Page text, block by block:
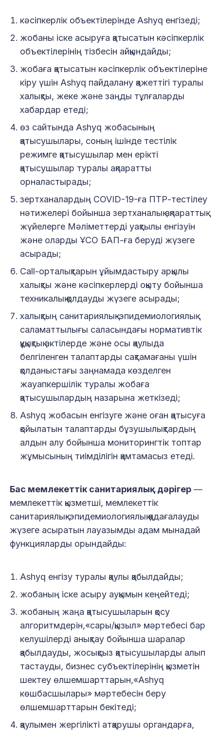
кәсіпкерлік объектілерінде Ashyq енгізеді;
жобаны іске асыруға қатысатын кәсіпкерлік
объектілерінің тізбесін айқындайды;
жобаға қатысатын кәсіпкерлік объектілеріне
кіру үшін Ashyq пайдалану қажеттігі туралы
халықты, жеке және заңды тұлғаларды
хабардар етеді;
өз сайтында Ashyq жобасының
қатысушылары, соның ішінде тестілік
режимге қатысушылар мен ерікті
қатысушылар туралы ақпаратты
орналастырады;
зертханалардың COVID-19-ға ПТР-тестілеу
нәтижелері бойынша зертханалық ақпараттық
жүйелерге Мәліметтерді уақтылы енгізуін
және оларды ҰСО БАП-ға беруді жүзеге
асырады;
Саll-орталықтарын ұйымдастыру арқылы
халықты және кәсіпкерлерді оқыту бойынша
техникалық қолдауды жүзеге асырады;
халықтың санитариялық-эпидемиологиялық
саламаттылығы саласындағы нормативтік
құқықтық актілерде және осы қаулыда
белгіленген талаптарды сақтамағаны үшін
қолданыстағы заңнамада көзделген
жауапкершілік туралы жобаға
қатысушылардың назарына жеткізеді;
Ashyq жобасын енгізуге және оған қатысуға
қойылатын талаптарды бұзушылықтардың
алдын алу бойынша мониторингтік топтар
жұмысының тиімділігін қамтамасыз етеді.
Бас мемлекеттік санитариялық дәрігер —
мемлекеттік қызметші, мемлекеттік
санитариялық-эпидемиологиялық қадағалауды
жүзеге асыратын лауазымды адам мынадай
функцияларды орындайды:
Ashyq енгізу туралы қаулы қабылдайды;
жобаның іске асыру ауқымын кеңейтеді;
жобаның жаңа қатысушыларын қосу
алгоритмдерін,«сары/қызыл» мәртебесі бар
келушілерді анықтау бойынша шаралар
қабылдауды, жосықсыз қатысушыларды алып
тастауды, бизнес субъектілерінің қызметін
шектеу өлшемшарттарын,«Ashyq
көшбасшылары» мәртебесін беру
өлшемшарттарын бекітеді;
қаулымен жергілікті атқарушы органдарға,